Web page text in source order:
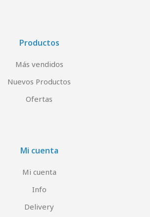
Productos
Más vendidos
Nuevos Productos
Ofertas
Mi cuenta
Mi cuenta
Info
Delivery